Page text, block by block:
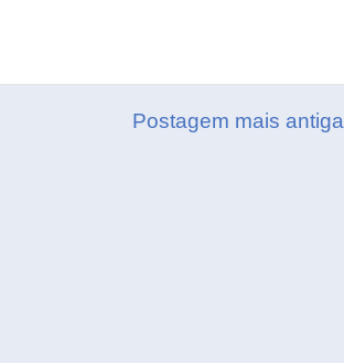
Postagem mais antiga